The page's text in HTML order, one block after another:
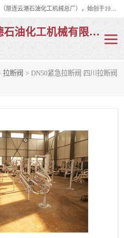
连云港华德石油化工机械有限公司（原连云港石油化工机械总厂），始创于1982年，是从事码头船用流体装卸臂、陆用流体装卸臂（鹤管）、活动梯、钢构平台、定量装车系统等全系列流体装卸设备的设计、制造、销售以及服务的专业供应商。
连云港华德石油化工机械有限公司
拉断阀 > DN50紧急拉断阀 四川拉断阀
活动梯
卸车鹤管
输油臂
火车鹤管
顶部鹤管